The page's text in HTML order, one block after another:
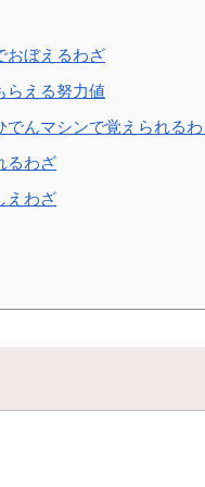
おぼえるわざ
らえる努力値
でんマシンで覚えられる
るわざ
えわざ